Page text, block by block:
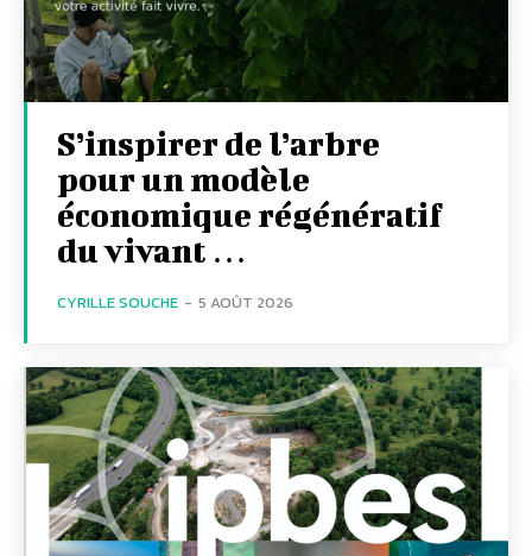
S’inspirer de l’arbre
pour un modèle
économique régénératif
du vivant …
CYRILLE SOUCHE - 5 AOÛT 2026